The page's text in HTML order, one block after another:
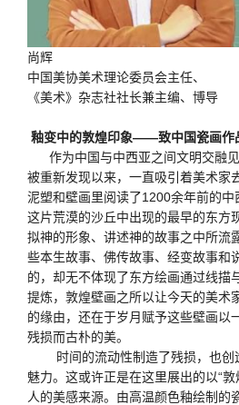
尚辉
中国美协美术理论委员会主任、
《美术》杂志社社长兼主编、博导
釉变中的敦煌印象——致中国瓷画作
作为中国与中西亚之间文明交融
被重新发现以来，一直吸引着美术家
泥塑和壁画里阅读了1200余年前的
这片荒漠的沙丘中出现的最早的东方
拟神的形象、讲述神的故事之中所流
些本生故事、佛传故事、经变故事和
的，却无不体现了东方绘画通过线描
提炼，敦煌壁画之所以让今天的美术
的缘由，还在于岁月赋予这些壁画以
残损而古朴的美。
时间的流动性制造了残损，也创
魅力。这或许正是在这里展出的以“敦
人的美感来源。由高温颜色釉绘制的